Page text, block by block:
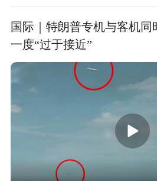
国际｜特朗普专机与客机同
一度“过于接近”